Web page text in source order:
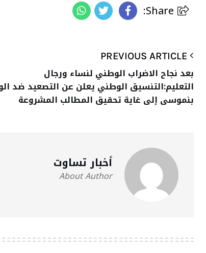
بعد نجاح الاضراب الوطني لنساء ورجال
التعليم:التنسيق الوطني يعلن عن التصعيد ضد
بنموسى إلى غاية تحقيق المطالب المشروعة
أخبار تساوت
About Author